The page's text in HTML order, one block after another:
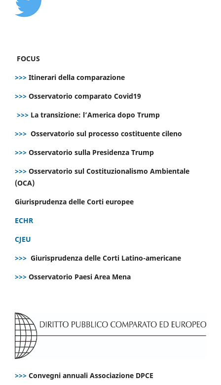
FOCUS
>>> Itinerari della comparazione
>>> Osservatorio comparato Covid19
>>> La transizione: l’America dopo Trump
>>> Osservatorio sul processo costituente cileno
>>> Osservatorio sulla Presidenza Trump
>>> Osservatorio sul Costituzionalismo Ambientale
(OCA)
Giurisprudenza delle Corti europee
ECHR
CJEU
>>> Giurisprudenza delle Corti Latino-americane
>>> Osservatorio Paesi Area Mena
>>> Convegni annuali Associazione DPCE